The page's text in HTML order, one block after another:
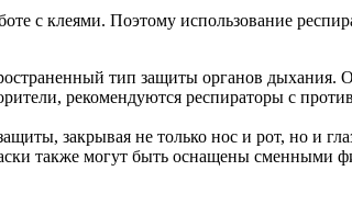
с клеями. Поэтому использование
тип защиты органов
рекомендуются респираторы с
закрывая не только нос и рот, но и
также могут быть оснащены сменными